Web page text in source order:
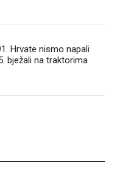
Hrvate nismo napali
bježali na traktorima